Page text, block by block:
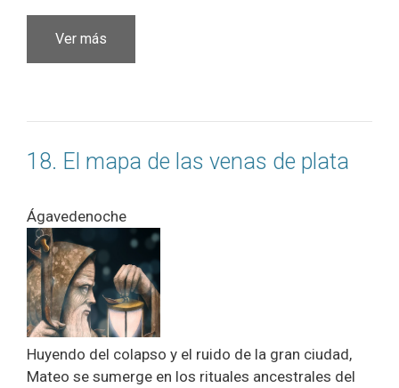
Ver más
18. El mapa de las venas de plata
Ágavedenoche
Huyendo del colapso y el ruido de la gran ciudad,
Mateo se sumerge en los rituales ancestrales del